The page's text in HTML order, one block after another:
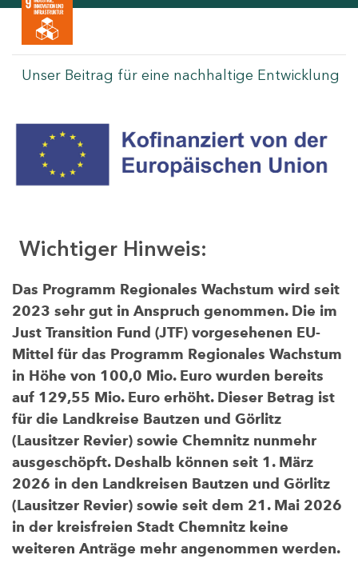
Unser Beitrag für eine nachhaltige Entwicklung
Wichtiger Hinweis:
Das Programm Regionales Wachstum wird seit
2023 sehr gut in Anspruch genommen. Die im
Just Transition Fund (JTF) vorgesehenen EU-
Mittel für das Programm Regionales Wachstum
in Höhe von 100,0 Mio. Euro wurden bereits
auf 129,55 Mio. Euro erhöht. Dieser Betrag ist
für die Landkreise Bautzen und Görlitz
(Lausitzer Revier) sowie Chemnitz nunmehr
ausgeschöpft. Deshalb können seit 1. März
2026 in den Landkreisen Bautzen und Görlitz
(Lausitzer Revier) sowie seit dem 21. Mai 2026
in der kreisfreien Stadt Chemnitz keine
weiteren Anträge mehr angenommen werden.